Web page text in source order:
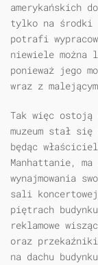
amerykańskich
tylko na środki
potrafi
niewiele można
ponieważ jego
wraz z
Tak więc ostoją
muzeum stał się
będąc
Manhattanie,
wynajmowania
sali
piętrach
reklamowe
oraz
na dachu